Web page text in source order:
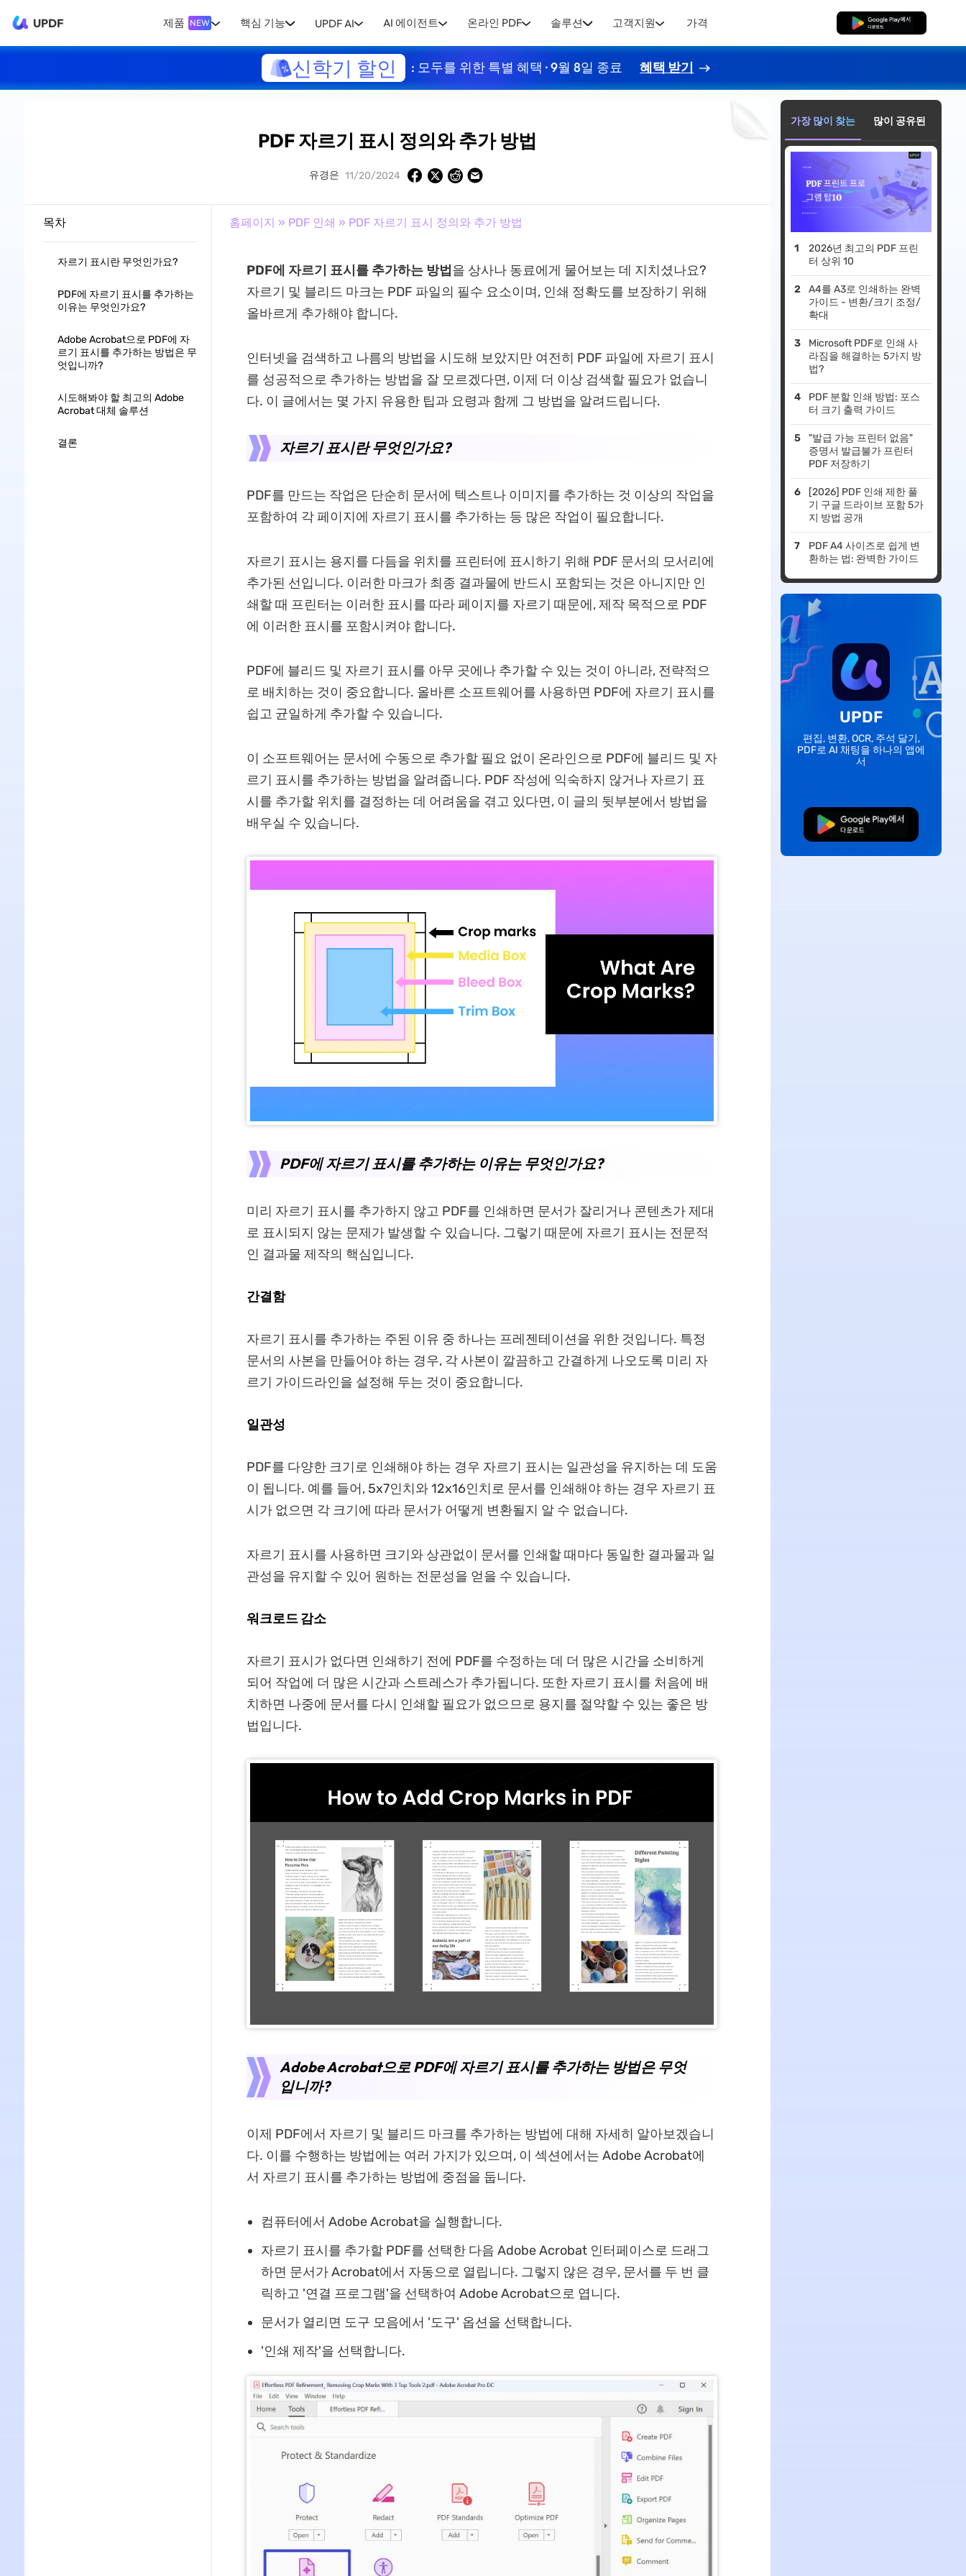
UPDF 제품 NEW 핵심 기능 UPDF AI AI 에이전트 온라인 PDF 솔루션 고객지원 가격 무료로 다운로드
신학기 할인 : 모두를 위한 특별 혜택 · 9월 8일 종료 혜택 받기
PDF 자르기 표시 정의와 추가 방법
유경은 11/20/2024
목차
자르기 표시란 무엇인가요?
PDF에 자르기 표시를 추가하는
이유는 무엇인가요?
Adobe Acrobat으로 PDF에 자
르기 표시를 추가하는 방법은 무
엇입니까?
시도해봐야 할 최고의 Adobe
Acrobat 대체 솔루션
결론
홈페이지 » PDF 인쇄 » PDF 자르기 표시 정의와 추가 방법
PDF에 자르기 표시를 추가하는 방법 을 상사나 동료에게 물어보는 데 지치셨나요?
자르기 및 블리드 마크는 PDF 파일의 필수 요소이며, 인쇄 정확도를 보장하기 위해
올바르게 추가해야 합니다.
인터넷을 검색하고 나름의 방법을 시도해 보았지만 여전히 PDF 파일에 자르기 표시
를 성공적으로 추가하는 방법을 잘 모르겠다면, 이제 더 이상 검색할 필요가 없습니
다. 이 글에서는 몇 가지 유용한 팁과 요령과 함께 그 방법을 알려드립니다.
자르기 표시란 무엇인가요?
PDF를 만드는 작업은 단순히 문서에 텍스트나 이미지를 추가하는 것 이상의 작업을
포함하여 각 페이지에 자르기 표시를 추가하는 등 많은 작업이 필요합니다.
자르기 표시는 용지를 다듬을 위치를 프린터에 표시하기 위해 PDF 문서의 모서리에
추가된 선입니다. 이러한 마크가 최종 결과물에 반드시 포함되는 것은 아니지만 인
쇄할 때 프린터는 이러한 표시를 따라 페이지를 자르기 때문에, 제작 목적으로 PDF
에 이러한 표시를 포함시켜야 합니다.
PDF에 블리드 및 자르기 표시를 아무 곳에나 추가할 수 있는 것이 아니라, 전략적으
로 배치하는 것이 중요합니다. 올바른 소프트웨어를 사용하면 PDF에 자르기 표시를
쉽고 균일하게 추가할 수 있습니다.
이 소프트웨어는 문서에 수동으로 추가할 필요 없이 온라인으로 PDF에 블리드 및 자
르기 표시를 추가하는 방법을 알려줍니다. PDF 작성에 익숙하지 않거나 자르기 표
시를 추가할 위치를 결정하는 데 어려움을 겪고 있다면, 이 글의 뒷부분에서 방법을
배우실 수 있습니다.
PDF에 자르기 표시를 추가하는 이유는 무엇인가요?
미리 자르기 표시를 추가하지 않고 PDF를 인쇄하면 문서가 잘리거나 콘텐츠가 제대
로 표시되지 않는 문제가 발생할 수 있습니다. 그렇기 때문에 자르기 표시는 전문적
인 결과물 제작의 핵심입니다.
간결함
자르기 표시를 추가하는 주된 이유 중 하나는 프레젠테이션을 위한 것입니다. 특정
문서의 사본을 만들어야 하는 경우, 각 사본이 깔끔하고 간결하게 나오도록 미리 자
르기 가이드라인을 설정해 두는 것이 중요합니다.
일관성
PDF를 다양한 크기로 인쇄해야 하는 경우 자르기 표시는 일관성을 유지하는 데 도움
이 됩니다. 예를 들어, 5x7인치와 12x16인치로 문서를 인쇄해야 하는 경우 자르기 표
시가 없으면 각 크기에 따라 문서가 어떻게 변환될지 알 수 없습니다.
자르기 표시를 사용하면 크기와 상관없이 문서를 인쇄할 때마다 동일한 결과물과 일
관성을 유지할 수 있어 원하는 전문성을 얻을 수 있습니다.
워크로드 감소
자르기 표시가 없다면 인쇄하기 전에 PDF를 수정하는 데 더 많은 시간을 소비하게
되어 작업에 더 많은 시간과 스트레스가 추가됩니다. 또한 자르기 표시를 처음에 배
치하면 나중에 문서를 다시 인쇄할 필요가 없으므로 용지를 절약할 수 있는 좋은 방
법입니다.
Adobe Acrobat으로 PDF에 자르기 표시를 추가하는 방법은 무엇
입니까?
이제 PDF에서 자르기 및 블리드 마크를 추가하는 방법에 대해 자세히 알아보겠습니
다. 이를 수행하는 방법에는 여러 가지가 있으며, 이 섹션에서는 Adobe Acrobat에
서 자르기 표시를 추가하는 방법에 중점을 둡니다.
컴퓨터에서 Adobe Acrobat을 실행합니다.
자르기 표시를 추가할 PDF를 선택한 다음 Adobe Acrobat 인터페이스로 드래그
하면 문서가 Acrobat에서 자동으로 열립니다. 그렇지 않은 경우, 문서를 두 번 클
릭하고 '연결 프로그램'을 선택하여 Adobe Acrobat으로 엽니다.
문서가 열리면 도구 모음에서 '도구' 옵션을 선택합니다.
'인쇄 제작'을 선택합니다.
가장 많이 찾는 많이 공유된
2026년 최고의 PDF 프린
터 상위 10
A4를 A3로 인쇄하는 완벽
가이드 - 변환/크기 조정/
확대
Microsoft PDF로 인쇄 사
라짐을 해결하는 5가지 방
법?
PDF 분할 인쇄 방법: 포스
터 크기 출력 가이드
"발급 가능 프린터 없음"
증명서 발급불가 프린터
PDF 저장하기
[2026] PDF 인쇄 제한 풀
기 구글 드라이브 포함 5가
지 방법 공개
PDF A4 사이즈로 쉽게 변
환하는 법: 완벽한 가이드
UPDF
편집, 변환, OCR, 주석 달기,
PDF로 AI 채팅을 하나의 앱에
서
무료로 다운로드